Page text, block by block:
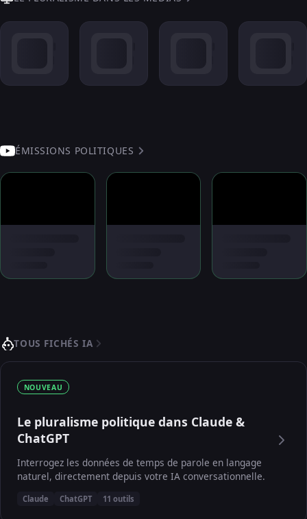
ÉMISSIONS POLITIQUES
TOUS FICHÉS IA
NOUVEAU
Le pluralisme politique dans Claude &
ChatGPT
Interrogez les données de temps de parole en langage
naturel, directement depuis votre IA conversationnelle.
Claude ChatGPT 11 outils